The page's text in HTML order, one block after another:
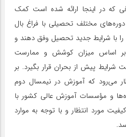
که در اینجا ارائه شده است کمک
مختلف تحصیلی با فراغ بال
را با شرایط جدید تحصیل وفق دهند و
اساس میزان کوشش و ممارست
پیش از بحران قرار بگیرد. بر
می‌رود که آموزش در نیمسال دوم
دانشگاه‌ها و مؤسسات آموزش عالی کشور با
مورد انتظار و با توجه به موارد